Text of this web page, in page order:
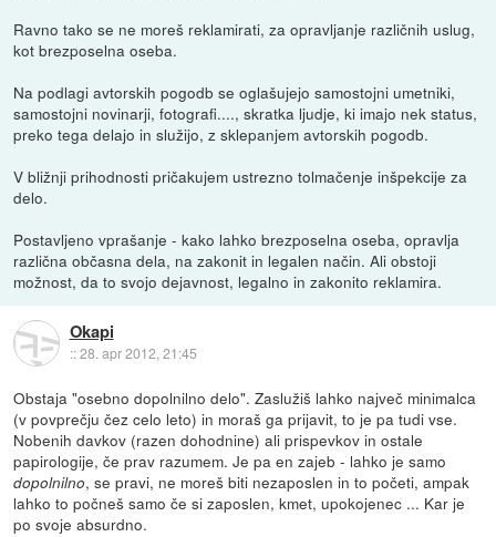
Ravno tako se ne moreš reklamirati, za opravljanje različnih uslug,
kot brezposelna oseba.
Na podlagi avtorskih pogodb se oglašujejo samostojni umetniki,
samostojni novinarji, fotografi...., skratka ljudje, ki imajo nek status,
preko tega delajo in služijo, z sklepanjem avtorskih pogodb.
V bližnji prihodnosti pričakujem ustrezno tolmačenje inšpekcije za
delo.
Postavljeno vprašanje - kako lahko brezposelna oseba, opravlja
različna občasna dela, na zakonit in legalen način. Ali obstoji
možnost, da to svojo dejavnost, legalno in zakonito reklamira.
Okapi
::28. apr 2012, 21:45
Obstaja "osebno dopolnilno delo". Zaslužiš lahko največ minimalca
(v povprečju čez celo leto) in moraš ga prijavit, to je pa tudi vse.
Nobenih davkov (razen dohodnine) ali prispevkov in ostale
papirologije, če prav razumem. Je pa en zajeb - lahko je samo
dopolnilno, se pravi, ne moreš biti nezaposlen in to početi, ampak
lahko to počneš samo če si zaposlen, kmet, upokojenec ... Kar je
po svoje absurdno.